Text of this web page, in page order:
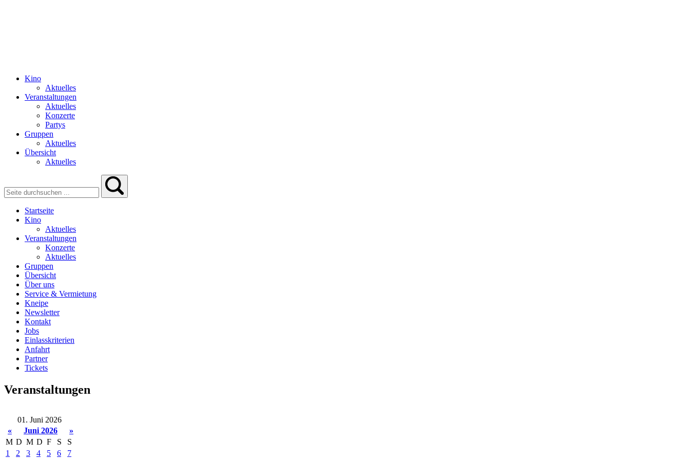
Kino
Aktuelles
Veranstaltungen
Aktuelles
Konzerte
Partys
Gruppen
Aktuelles
Übersicht
Aktuelles
Startseite
Kino
Aktuelles
Veranstaltungen
Konzerte
Aktuelles
Gruppen
Übersicht
Über uns
Service & Vermietung
Kneipe
Newsletter
Kontakt
Jobs
Einlasskriterien
Anfahrt
Partner
Tickets
Veranstaltungen
01. Juni 2026
«
Juni 2026
»
M D M D F S
S
1
2 3 4 5 6
7